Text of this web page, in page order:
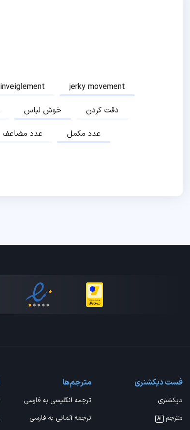
inveiglement
jerky movement
خوش لباس
دقت کردن
عدد مضاعف
عدد مکمل
فست دیکشنری
دیکشنری
مترجم
AI
مترجم‌ها
ترجمه انگلیسی به فارسی
ترجمه آلمانی به فارسی